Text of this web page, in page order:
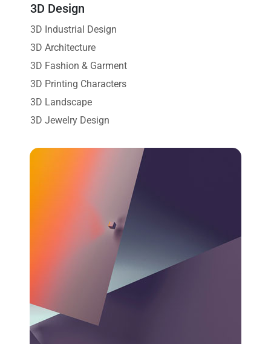
3D Design
3D Industrial Design
3D Architecture
3D Fashion & Garment
3D Printing Characters
3D Landscape
3D Jewelry Design